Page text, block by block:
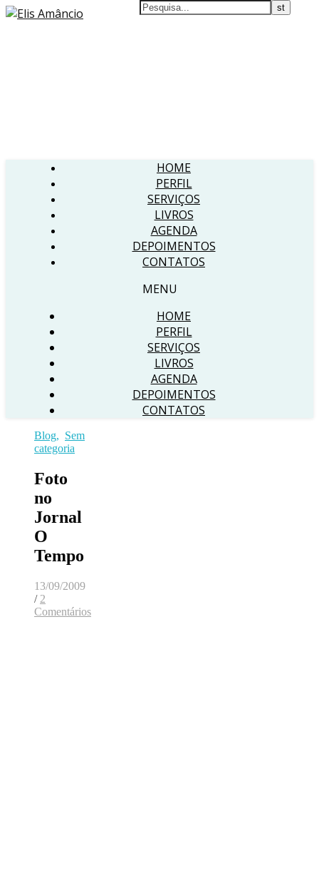
HOME
PERFIL
SERVIÇOS
LIVROS
AGENDA
DEPOIMENTOS
CONTATOS
MENU
HOME
PERFIL
SERVIÇOS
LIVROS
AGENDA
DEPOIMENTOS
CONTATOS
Blog, Sem
categoria
Foto
no
Jornal
O
Tempo
13/09/2009
/ 2
Comentários